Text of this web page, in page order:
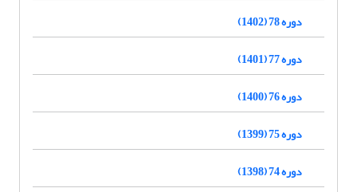
دوره 78 (1402)
دوره 77 (1401)
دوره 76 (1400)
دوره 75 (1399)
دوره 74 (1398)